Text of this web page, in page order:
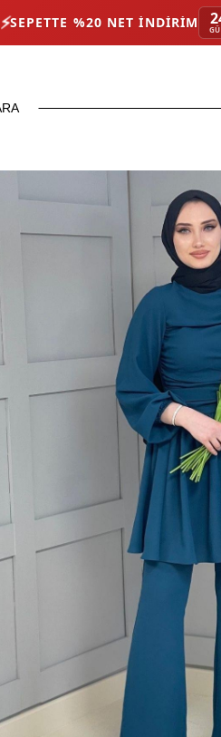
⚡SEPETTE %20 NET İNDIRIM